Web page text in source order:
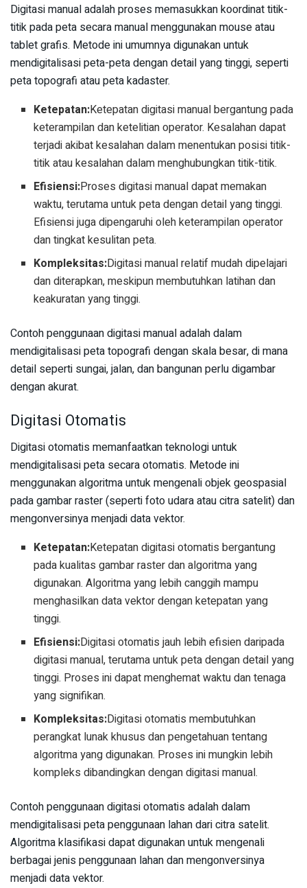
Digitasi manual adalah proses memasukkan koordinat titik-
titik pada peta secara manual menggunakan mouse atau
tablet grafis. Metode ini umumnya digunakan untuk
mendigitalisasi peta-peta dengan detail yang tinggi, seperti
peta topografi atau peta kadaster.
Ketepatan:Ketepatan digitasi manual bergantung pada
keterampilan dan ketelitian operator. Kesalahan dapat
terjadi akibat kesalahan dalam menentukan posisi titik-
titik atau kesalahan dalam menghubungkan titik-titik.
Efisiensi:Proses digitasi manual dapat memakan
waktu, terutama untuk peta dengan detail yang tinggi.
Efisiensi juga dipengaruhi oleh keterampilan operator
dan tingkat kesulitan peta.
Kompleksitas:Digitasi manual relatif mudah dipelajari
dan diterapkan, meskipun membutuhkan latihan dan
keakuratan yang tinggi.
Contoh penggunaan digitasi manual adalah dalam
mendigitalisasi peta topografi dengan skala besar, di mana
detail seperti sungai, jalan, dan bangunan perlu digambar
dengan akurat.
Digitasi Otomatis
Digitasi otomatis memanfaatkan teknologi untuk
mendigitalisasi peta secara otomatis. Metode ini
menggunakan algoritma untuk mengenali objek geospasial
pada gambar raster (seperti foto udara atau citra satelit) dan
mengonversinya menjadi data vektor.
Ketepatan:Ketepatan digitasi otomatis bergantung
pada kualitas gambar raster dan algoritma yang
digunakan. Algoritma yang lebih canggih mampu
menghasilkan data vektor dengan ketepatan yang
tinggi.
Efisiensi:Digitasi otomatis jauh lebih efisien daripada
digitasi manual, terutama untuk peta dengan detail yang
tinggi. Proses ini dapat menghemat waktu dan tenaga
yang signifikan.
Kompleksitas:Digitasi otomatis membutuhkan
perangkat lunak khusus dan pengetahuan tentang
algoritma yang digunakan. Proses ini mungkin lebih
kompleks dibandingkan dengan digitasi manual.
Contoh penggunaan digitasi otomatis adalah dalam
mendigitalisasi peta penggunaan lahan dari citra satelit.
Algoritma klasifikasi dapat digunakan untuk mengenali
berbagai jenis penggunaan lahan dan mengonversinya
menjadi data vektor.